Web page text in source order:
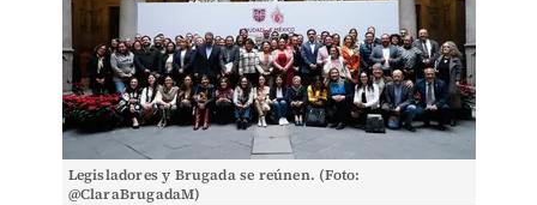
Legisladores y Brugada se reúnen. (Foto:
@ClaraBrugadaM)